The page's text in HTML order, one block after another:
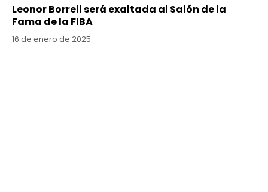
Leonor Borrell será exaltada al Salón de la
Fama de la FIBA
16 de enero de 2025